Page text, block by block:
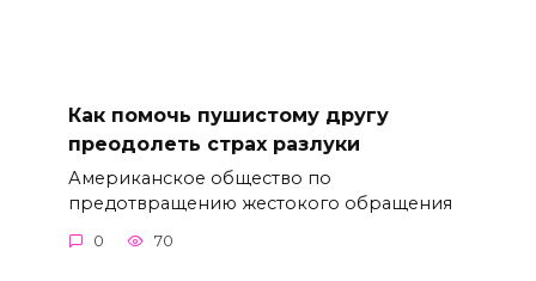
Как помочь пушистому другу
преодолеть страх разлуки
Американское общество по
предотвращению жестокого обращения
0 70